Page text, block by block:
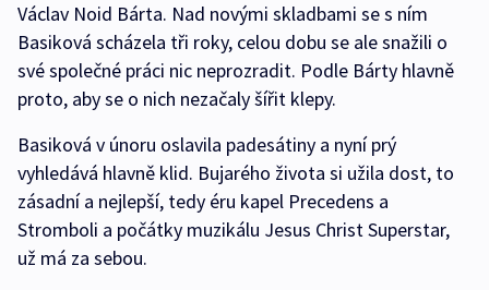
Václav Noid Bárta. Nad novými skladbami se s ním
Basiková scházela tři roky, celou dobu se ale snažili o
své společné práci nic neprozradit. Podle Bárty hlavně
proto, aby se o nich nezačaly šířit klepy.
Basiková v únoru oslavila padesátiny a nyní prý
vyhledává hlavně klid. Bujarého života si užila dost, to
zásadní a nejlepší, tedy éru kapel Precedens a
Stromboli a počátky muzikálu Jesus Christ Superstar,
už má za sebou.